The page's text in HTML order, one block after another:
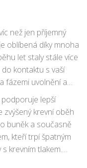
a
techniku, aby
terapie.
než jen příjemný
oblíbená díky mnoha
let staly stále více
kontaktu s vaší
fázemi uvolnění a
uvolnit napětí
do tkáně, což
chronickou
lepší
zvýšený krevní oběh
buněk a současně
kteří trpí špatným
krevním tlakem.